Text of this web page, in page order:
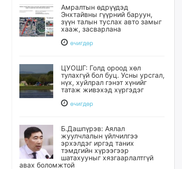
Амралтын өдрүүдэд
Энхтайвны гүүрний баруун,
зүүн талын туслах авто замыг
хааж, засварлана
өчигдѳр
ЦУОШГ: Голд ороод хөл
тулахгүй бол буц. Усны урсгал,
нүх, хуйлрал гэнэт хүнийг
татаж живэхэд хүргэдэг
өчигдѳр
Б.Дашпүрэв: Аялал
жуулчлалын үйлчилгээ
эрхэлдэг иргэд таних
тэмдгийн хүрээгээр
шатахууныг хязгаарлалтгүй
авах боломжтой